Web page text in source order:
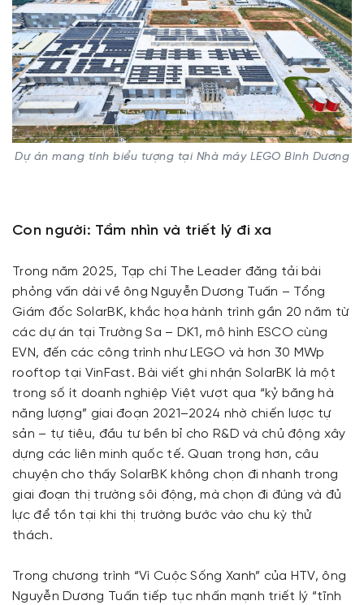
Dự án mang tính biểu tượng tại Nhà máy LEGO Bình Dương
Con người: Tầm nhìn và triết lý đi xa
Trong năm 2025, Tạp chí The Leader đăng tải bài
phỏng vấn dài về ông Nguyễn Dương Tuấn – Tổng
Giám đốc SolarBK, khắc họa hành trình gần 20 năm từ
các dự án tại Trường Sa – DK1, mô hình ESCO cùng
EVN, đến các công trình như LEGO và hơn 30 MWp
rooftop tại VinFast. Bài viết ghi nhận SolarBK là một
trong số ít doanh nghiệp Việt vượt qua “kỷ băng hà
năng lượng” giai đoạn 2021–2024 nhờ chiến lược tự
sản – tự tiêu, đầu tư bền bỉ cho R&D và chủ động xây
dựng các liên minh quốc tế. Quan trọng hơn, câu
chuyện cho thấy SolarBK không chọn đi nhanh trong
giai đoạn thị trường sôi động, mà chọn đi đúng và đủ
lực để tồn tại khi thị trường bước vào chu kỳ thử
thách.
Trong chương trình “Vì Cuộc Sống Xanh” của HTV, ông
Nguyễn Dương Tuấn tiếp tục nhấn mạnh triết lý “tĩnh